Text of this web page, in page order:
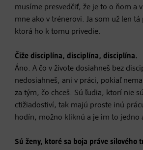
musíme presvedčiť, že je to o ňom a
mne ako v trénerovi. Ja som už len
ktorá ho k tomu privedie.
Čiže disciplína, disciplína, disciplína.
Áno. A čo v živote dosiahneš bez
nedosiahneš, ani v práci, pokiaľ
za tým, čo chceš. Sú ľudia, ktorí nie
ctižiadostiví, tak majú proste inú
hodín, možno kliknú a je im to jedno
Sú ženy, ktoré sa boja práve silového